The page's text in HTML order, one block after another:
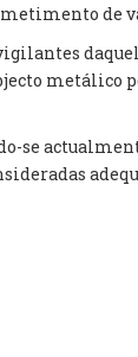
de
metálico
se